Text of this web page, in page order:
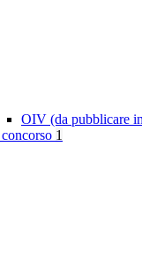
OIV (da pubblicare
1